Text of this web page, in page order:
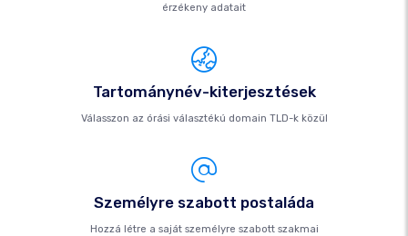
érzékeny adatait
Tartománynév-kiterjesztések
Válasszon az órási választékú domain TLD-k közül
Személyre szabott postaláda
Hozzá létre a saját személyre szabott szakmai